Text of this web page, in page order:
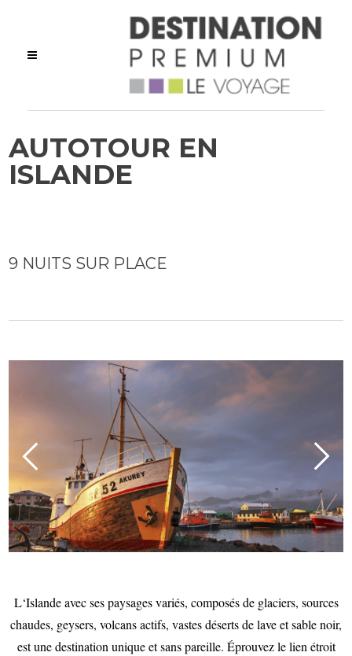
AUTOTOUR EN
ISLANDE
9 NUITS SUR PLACE
L‘Islande avec ses paysages variés, composés de glaciers, sources
chaudes, geysers, volcans actifs, vastes déserts de lave et sable noir,
est une destination unique et sans pareille. Éprouvez le lien étroit